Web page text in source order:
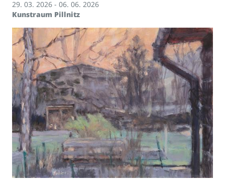
29. 03. 2026 - 06. 06. 2026
Kunstraum Pillnitz